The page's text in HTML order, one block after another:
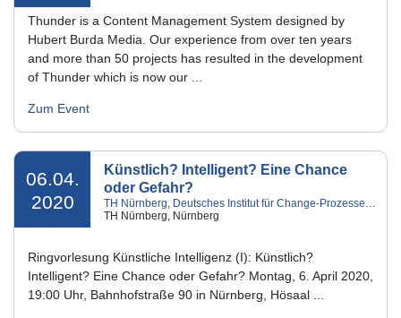
Thunder is a Content Management System designed by
Hubert Burda Media. Our experience from over ten years
and more than 50 projects has resulted in the development
of Thunder which is now our ...
Zum Event
06.04.
2020
Künstlich? Intelligent? Eine Chance
oder Gefahr?
TH Nürnberg, Deutsches Institut für Change-Prozesse,
TH Nürnberg, Nürnberg
Ringvorlesung Künstliche Intelligenz (I): Künstlich?
Intelligent? Eine Chance oder Gefahr? Montag, 6. April 2020,
19:00 Uhr, Bahnhofstraße 90 in Nürnberg, Hösaal ...